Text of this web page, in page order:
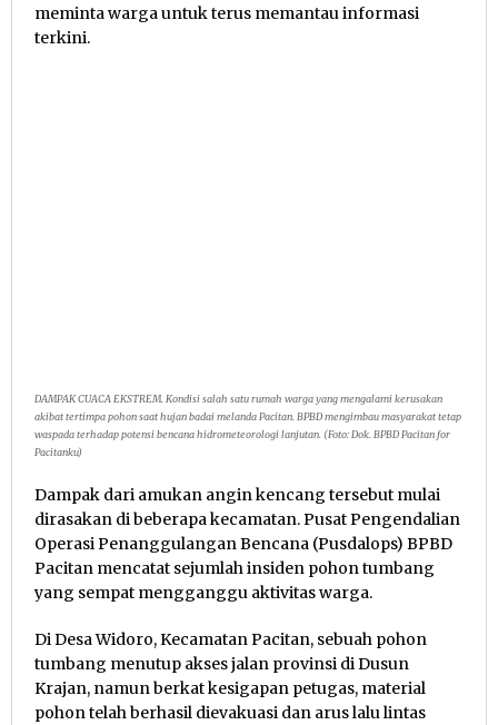
meminta warga untuk terus memantau informasi
terkini.
DAMPAK CUACA EKSTREM. Kondisi salah satu rumah warga yang mengalami kerusakan
akibat tertimpa pohon saat hujan badai melanda Pacitan. BPBD mengimbau masyarakat tetap
waspada terhadap potensi bencana hidrometeorologi lanjutan. (Foto: Dok. BPBD Pacitan for
Pacitanku)
Dampak dari amukan angin kencang tersebut mulai
dirasakan di beberapa kecamatan. Pusat Pengendalian
Operasi Penanggulangan Bencana (Pusdalops) BPBD
Pacitan mencatat sejumlah insiden pohon tumbang
yang sempat mengganggu aktivitas warga.
Di Desa Widoro, Kecamatan Pacitan, sebuah pohon
tumbang menutup akses jalan provinsi di Dusun
Krajan, namun berkat kesigapan petugas, material
pohon telah berhasil dievakuasi dan arus lalu lintas